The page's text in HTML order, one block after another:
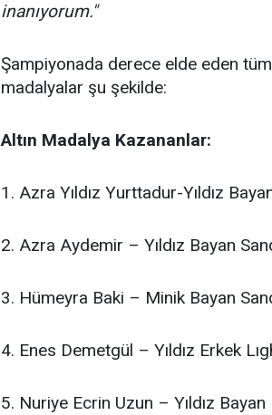
inanıyorum."
Şampiyonada derece elde eden
madalyalar şu şekilde:
Altın Madalya Kazananlar:
1. Azra Yıldız Yurttadur-Yıldız
2. Azra Aydemir – Yıldız Bayan
3. Hümeyra Baki – Minik Bayan
4. Enes Demetgül – Yıldız Erkek
5. Nuriye Ecrin Uzun – Yıldız